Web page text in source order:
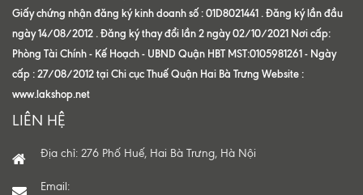
Giấy chứng nhận đăng ký kinh doanh số : 01D8021441 . Đăng ký lần đầu
ngày 14/08/2012 . Đăng ký thay đổi lần 2 ngày 02/10/2021 Nơi cấp:
Phòng Tài Chính - Kế Hoạch - UBND Quận HBT MST:0105981261 - Ngày
cấp : 27/08/2012 tại Chi cục Thuế Quận Hai Bà Trưng Website :
www.lakshop.net
LIÊN HỆ
Địa chỉ: 276 Phố Huế, Hai Bà Trưng, Hà Nội
Email: